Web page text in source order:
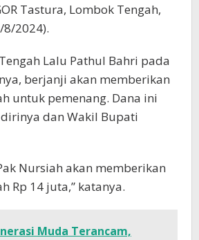
Tastura, Lombok Tengah,
2024).
Lalu Pathul Bahri pada
berjanji akan memberikan
untuk pemenang. Dana ini
dan Wakil Bupati
Nursiah akan memberikan
Rp 14 juta,” katanya.
Muda Terancam,